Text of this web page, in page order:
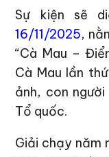
Sự kiện sẽ
16/11/2025,
“Cà Mau –
Cà Mau lần
ảnh, con
Tổ quốc.
Giải chạy năm